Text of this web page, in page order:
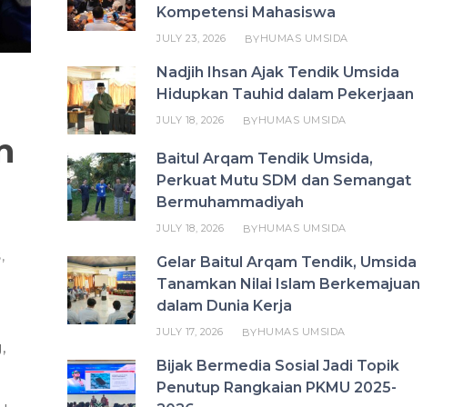
,
Kompetensi Mahasiswa
JULY 23, 2026 BYHUMAS UMSIDA
Nadjih Ihsan Ajak Tendik Umsida
Hidupkan Tauhid dalam Pekerjaan
JULY 18, 2026 BYHUMAS UMSIDA
Baitul Arqam Tendik Umsida,
Perkuat Mutu SDM dan Semangat
Bermuhammadiyah
JULY 18, 2026 BYHUMAS UMSIDA
Gelar Baitul Arqam Tendik, Umsida
Tanamkan Nilai Islam Berkemajuan
dalam Dunia Kerja
JULY 17, 2026 BYHUMAS UMSIDA
Bijak Bermedia Sosial Jadi Topik
Penutup Rangkaian PKMU 2025-